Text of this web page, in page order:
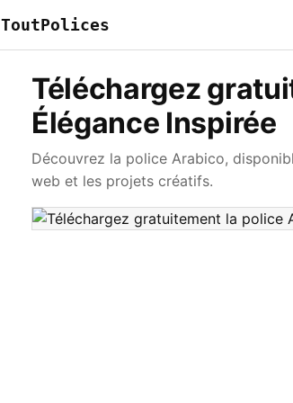
ToutPolices
Téléchargez
Élégance Inspirée
Découvrez la police Arabico,
web et les projets créatifs.